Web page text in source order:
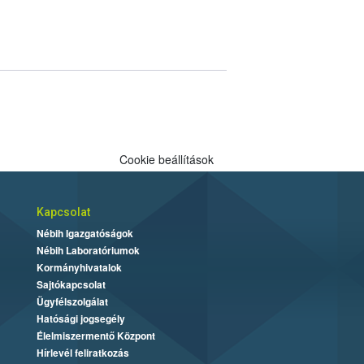
Cookie beállítások
Kapcsolat
Nébih Igazgatóságok
Nébih Laboratóriumok
Kormányhivatalok
Sajtókapcsolat
Ügyfélszolgálat
Hatósági jogsegély
Élelmiszermentő Központ
Hírlevél feliratkozás